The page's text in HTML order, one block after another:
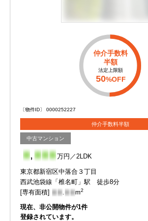
仲介手数料
半額
法定上限額
50%OFF
〔物件ID〕 0000252227
仲介手数料半額
中古マンション
- ,- - - 万円／2LDK
東京都新宿区中落合３丁目
西武池袋線「椎名町」駅 徒歩8分
[専有面積] - - .- - m2
現在、非公開物件が1件
登録されています。